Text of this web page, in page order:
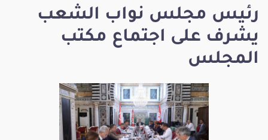
رئيس مجلس نواب الشعب
يشرف على اجتماع مكتب
المجلس